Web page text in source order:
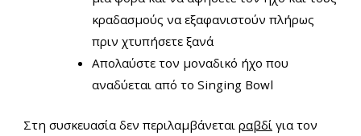
κραδασμούς να εξαφανιστούν πλήρως
πριν χτυπήσετε ξανά
Απολαύστε τον μοναδικό ήχο που
αναδύεται από το Singing Bowl
Στη συσκευασία δεν περιλαμβάνεται ραβδί για τον